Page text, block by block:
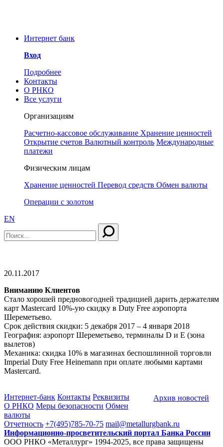
Интернет банк
Вход
Подробнее
Контакты
О РНКО
Все услуги
Организациям
Расчетно-кассовое обслуживание Хранение ценностей
Открытие счетов Валютный контроль Международные
платежи
Физическим лицам
Хранение ценностей Перевод средств Обмен валюты
Операции с золотом
EN
20.11.2017
Вниманию Клиентов
Стало хорошей предновогодней традицией дарить держателям
карт Mastercard 10%-ую скидку в Duty Free аэропорта
Шереметьево.
Срок действия скидки: 5 декабря 2017 – 4 января 2018
География: аэропорт Шереметьево, терминалы D и E (зона
вылетов)
Механика: скидка 10% в магазинах беспошлинной торговли
Imperial Duty Free Heinemann при оплате любыми картами
Mastercard.
Архив новостей
Интернет-банк Контакты Реквизиты
О РНКО Меры безопасности Обмен
валюты
Отчетность +7(495)785-70-75 mail@metallurgbank.ru
Информационно-просветительский портал Банка России
ООО РНКО «Металлург» 1994-2025, все права защищены
информирует Вас об угрозе
предотвращения инцидентов
просим принять к сведению, что у
РНКО «Металлург» нет аккаунтов
в социальных сетях. Сотрудники
РНКО также никогда не свяжутся с
Вами через любой мессенджер, в
частности Телеграмм.